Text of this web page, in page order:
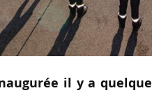
il y a